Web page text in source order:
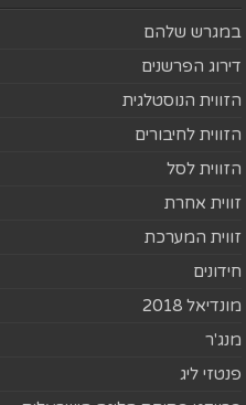
במגרש שלהם
דירוג הפרשנים
הזווית הנוסטלגית
הזווית לחיבורים
הזווית לסל
זווית אחרת
זווית המערכת
חידונים
מונדיאל 2018
מנג'ר
פנטזי ליג